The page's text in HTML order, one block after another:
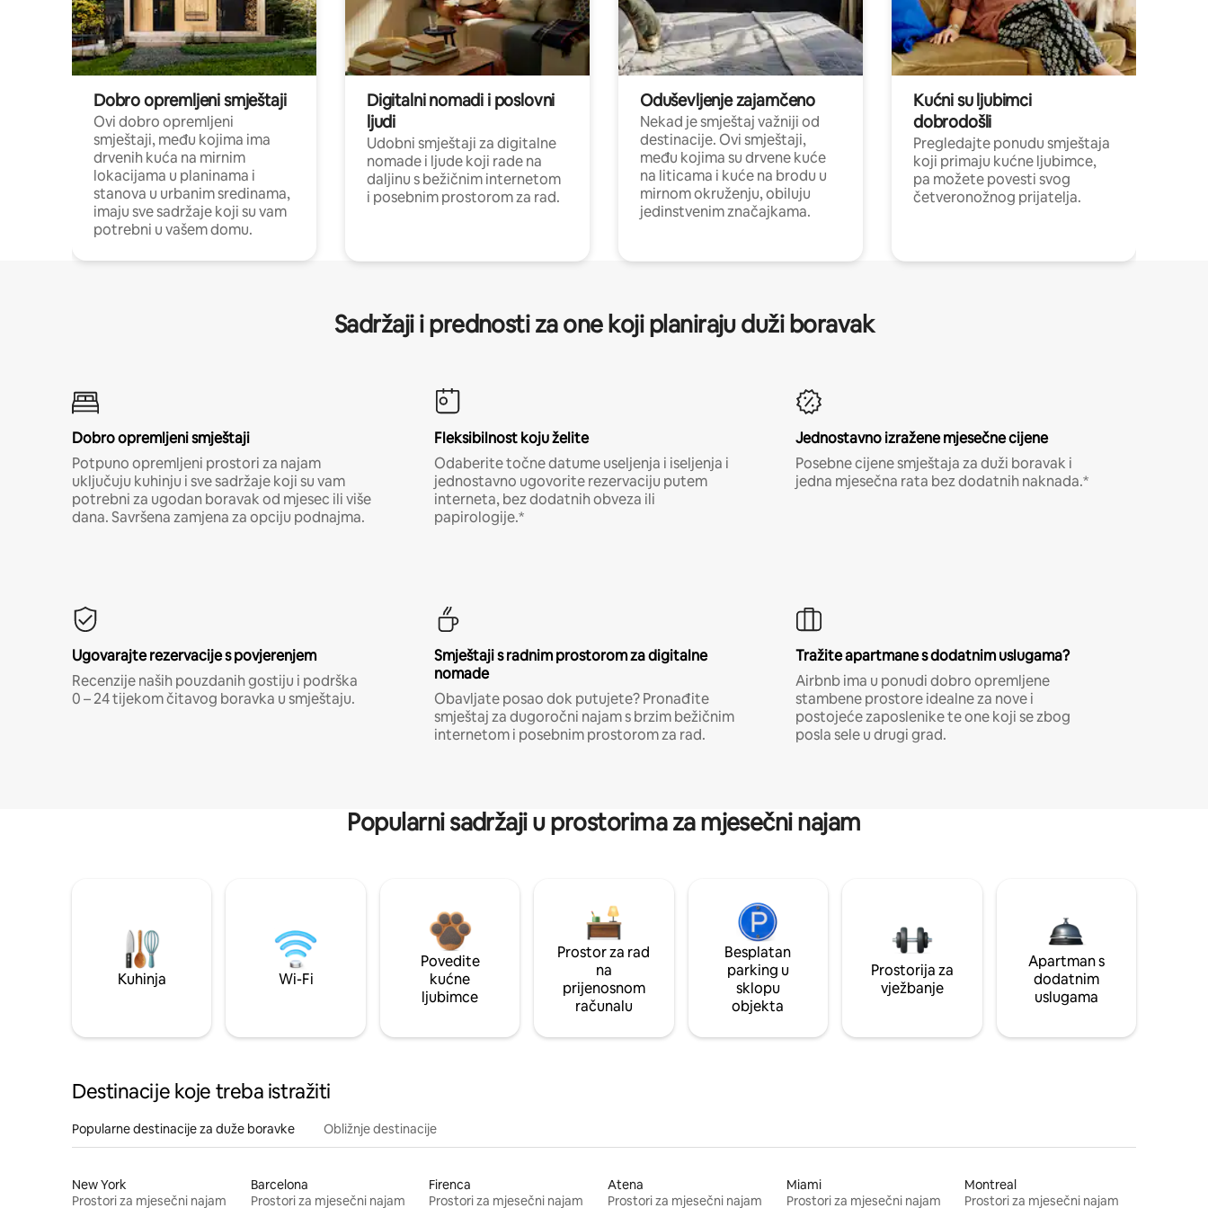
Dobro opremljeni smještaji
Ovi dobro opremljeni
smještaji, među kojima ima
drvenih kuća na mirnim
lokacijama u planinama i
stanova u urbanim sredinama,
imaju sve sadržaje koji su vam
potrebni u vašem domu.
Digitalni nomadi i poslovni
ljudi
Udobni smještaji za digitalne
nomade i ljude koji rade na
daljinu s bežičnim internetom
i posebnim prostorom za rad.
Oduševljenje zajamčeno
Nekad je smještaj važniji od
destinacije. Ovi smještaji,
među kojima su drvene kuće
na liticama i kuće na brodu u
mirnom okruženju, obiluju
jedinstvenim značajkama.
Kućni su ljubimci
dobrodošli
Pregledajte ponudu smještaja
koji primaju kućne ljubimce,
pa možete povesti svog
četveronožnog prijatelja.
Sadržaji i prednosti za one koji planiraju duži boravak
Dobro opremljeni smještaji
Potpuno opremljeni prostori za najam
uključuju kuhinju i sve sadržaje koji su vam
potrebni za ugodan boravak od mjesec ili više
dana. Savršena zamjena za opciju podnajma.
Fleksibilnost koju želite
Odaberite točne datume useljenja i iseljenja i
jednostavno ugovorite rezervaciju putem
interneta, bez dodatnih obveza ili
papirologije.*
Jednostavno izražene mjesečne cijene
Posebne cijene smještaja za duži boravak i
jedna mjesečna rata bez dodatnih naknada.*
Ugovarajte rezervacije s povjerenjem
Recenzije naših pouzdanih gostiju i podrška
0 – 24 tijekom čitavog boravka u smještaju.
Smještaji s radnim prostorom za digitalne
nomade
Obavljate posao dok putujete? Pronađite
smještaj za dugoročni najam s brzim bežičnim
internetom i posebnim prostorom za rad.
Tražite apartmane s dodatnim uslugama?
Airbnb ima u ponudi dobro opremljene
stambene prostore idealne za nove i
postojeće zaposlenike te one koji se zbog
posla sele u drugi grad.
Popularni sadržaji u prostorima za mjesečni najam
Kuhinja Wi-Fi
Povedite
kućne
ljubimce
Prostor za rad
na
prijenosnom
računalu
Besplatan
parking u
sklopu
objekta
Prostorija za
vježbanje
Apartman s
dodatnim
uslugama
Destinacije koje treba istražiti
Popularne destinacije za duže boravke Obližnje destinacije
New York
Prostori za mjesečni najam
Barcelona
Prostori za mjesečni najam
Firenca
Prostori za mjesečni najam
Atena
Prostori za mjesečni najam
Miami
Prostori za mjesečni najam
Montreal
Prostori za mjesečni najam